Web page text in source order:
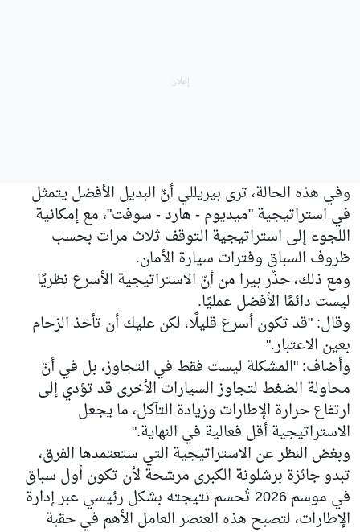
وفي هذه الحالة، ترى بيريللي أنّ البديل الأفضل يتمثل
في استراتيجية "ميديوم - هارد - سوفت"، مع إمكانية
اللجوء إلى استراتيجية التوقف ثلاث مرات بحسب
ظروف السباق وفترات سيارة الأمان.
ومع ذلك، حذّر بيرا من أنّ الاستراتيجية الأسرع نظريًا
ليست دائمًا الأفضل عمليًا.
وقال: "قد تكون أسرع قليلًا، لكن عليك أن تأخذ الزحام
بعين الاعتبار."
وأضاف: "المشكلة ليست فقط في التجاوز، بل في أنّ
محاولة الضغط لتجاوز السيارات الأخرى قد تؤدي إلى
ارتفاع حرارة الإطارات وزيادة التآكل، ما يجعل
الاستراتيجية أقل فعالية في النهاية."
وبغض النظر عن الاستراتيجية التي ستعتمدها الفرق،
تبدو جائزة برشلونة الكبرى مرشحة لأن تكون أول سباق
في موسم 2026 تُحسم نتيجته بشكل رئيسي عبر إدارة
الإطارات، لتصبح هذه العنصر العامل الأهم في حقبة